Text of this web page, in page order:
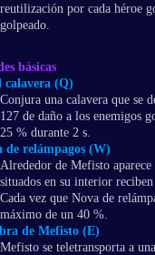
reutilización por cada héroe
golpeado.
básicas
calavera (Q)
Conjura una calavera que se
127 de daño a los enemigos
25 % durante 2 s.
de relámpagos (W)
Alrededor de Mefisto
situados en su interior reciben
Cada vez que Nova de
máximo de un 40 %.
de Mefisto (E)
Mefisto se teletransporta a